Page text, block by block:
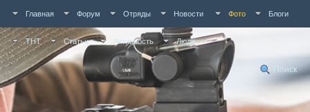
Главная Форум Отряды Новости Фото Блоги
ТНТ Статьи Активность Люди
Поиск